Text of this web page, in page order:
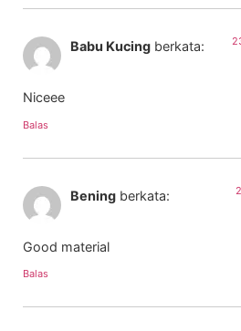
Babu Kucing berkata:
Niceee
Balas
Bening berkata:
Good material
Balas